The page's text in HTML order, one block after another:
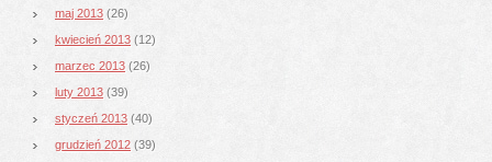
maj 2013 (26)
kwiecień 2013 (12)
marzec 2013 (26)
luty 2013 (39)
styczeń 2013 (40)
grudzień 2012 (39)